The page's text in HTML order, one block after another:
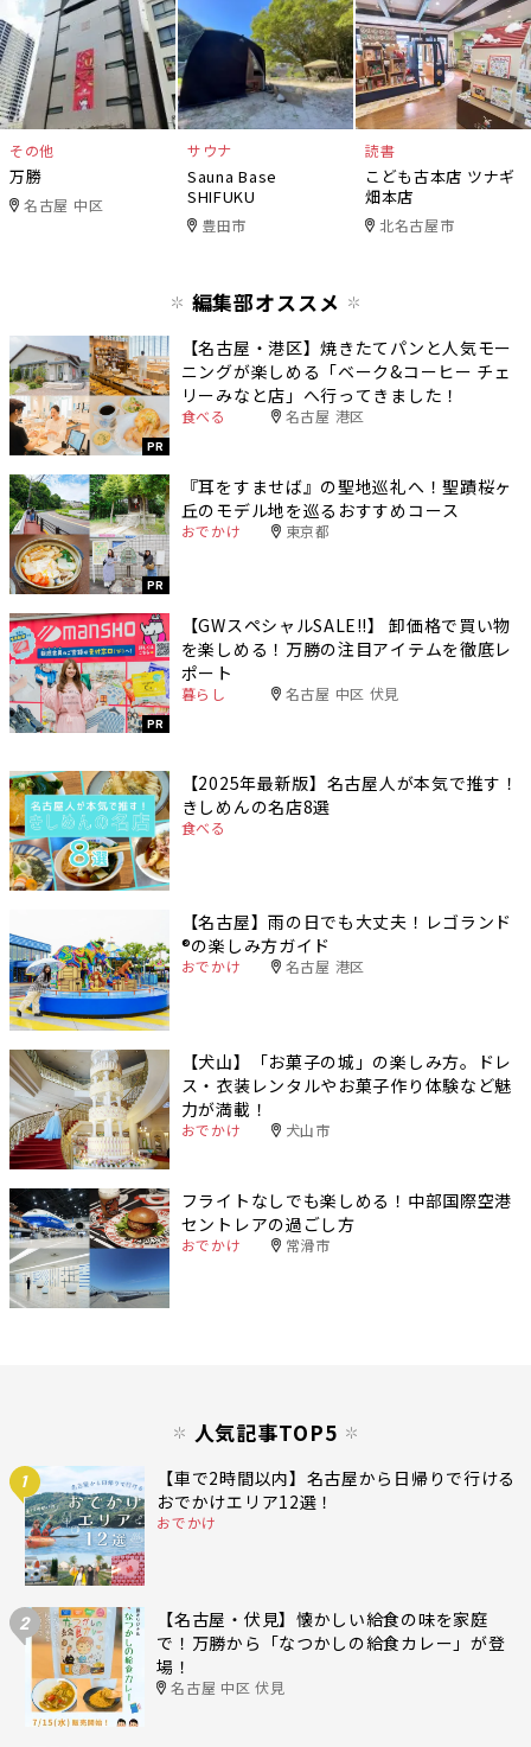
その他
万勝
名古屋 中区
サウナ
Sauna Base
SHIFUKU
豊田市
読書
こども古本店 ツナギ
畑本店
北名古屋市
編集部オススメ
PR
【名古屋・港区】焼きたてパンと人気モー
ニングが楽しめる「ベーク&コーヒー チェ
リーみなと店」へ行ってきました！
食べる 名古屋 港区
PR
『耳をすませば』の聖地巡礼へ！聖蹟桜ヶ
丘のモデル地を巡るおすすめコース
おでかけ 東京都
PR
【GWスペシャルSALE‼︎】 卸価格で買い物
を楽しめる！万勝の注目アイテムを徹底レ
ポート
暮らし 名古屋 中区 伏見
【2025年最新版】名古屋人が本気で推す！
きしめんの名店8選
食べる
【名古屋】雨の日でも大丈夫！レゴランド
®️の楽しみ方ガイド
おでかけ 名古屋 港区
【犬山】「お菓子の城」の楽しみ方。ドレ
ス・衣装レンタルやお菓子作り体験など魅
力が満載！
おでかけ 犬山市
フライトなしでも楽しめる！中部国際空港
セントレアの過ごし方
おでかけ 常滑市
人気記事TOP5
1
【車で2時間以内】名古屋から日帰りで行ける
おでかけエリア12選！
おでかけ
2
【名古屋・伏見】懐かしい給食の味を家庭
で！万勝から「なつかしの給食カレー」が登
場！
名古屋 中区 伏見